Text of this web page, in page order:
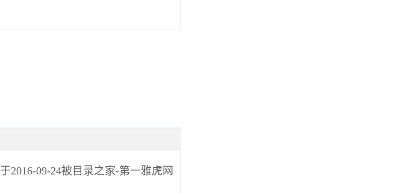
于2016-09-24被目录之家-第一雅虎网